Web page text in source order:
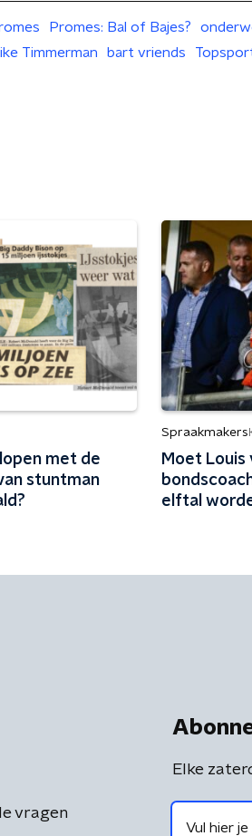
Promes: Bal of Bajes?
Timmerman bart vriends
met de
stuntman
Spraakmakers
Moet Louis
elftal
vragen
Elke